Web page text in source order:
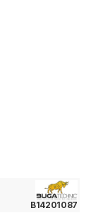
B14201087